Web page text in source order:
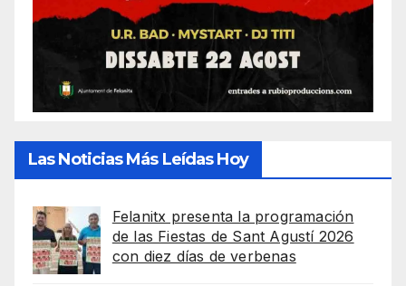
Las Noticias Más Leídas Hoy
Felanitx presenta la programación
de las Fiestas de Sant Agustí 2026
con diez días de verbenas